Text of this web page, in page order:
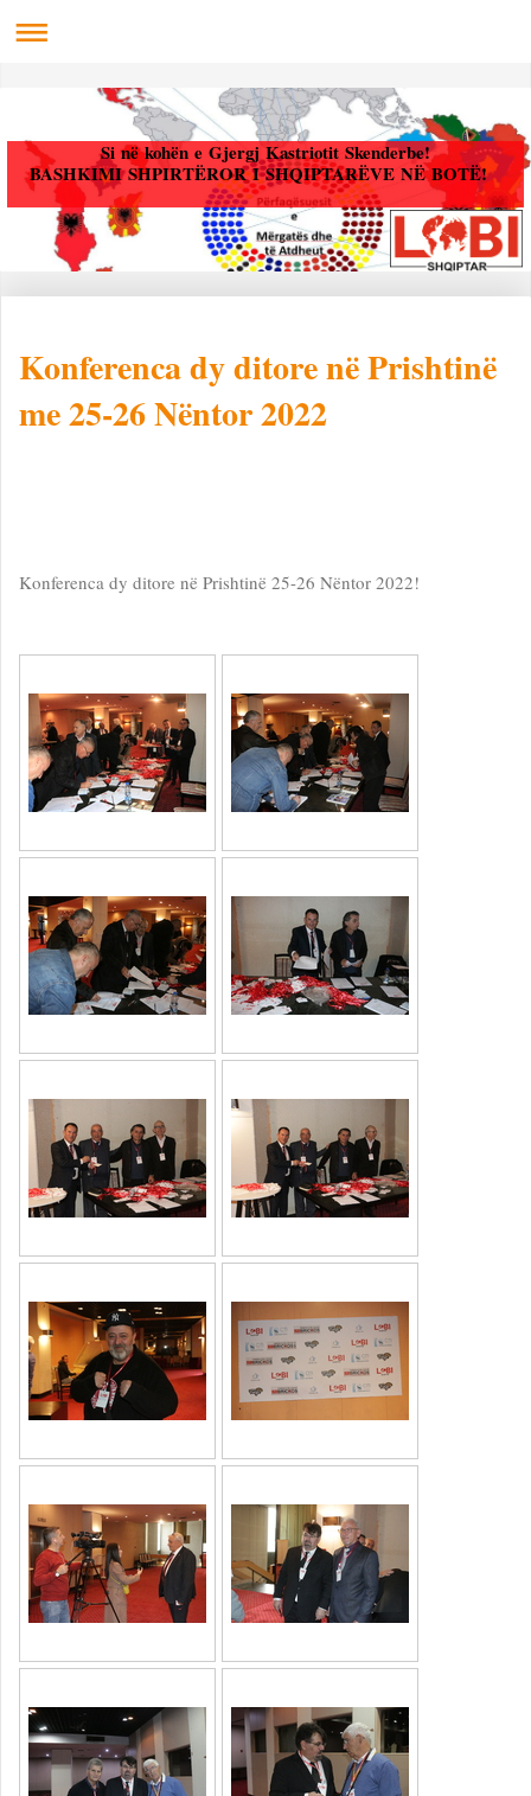
Si në kohën e Gjergj Kastriotit Skenderbe!
BASHKIMI SHPIRTËROR I SHQIPTARËVE NË BOTË!
Konferenca dy ditore në Prishtinë
me 25-26 Nëntor 2022
Konferenca dy ditore në Prishtinë 25-26 Nëntor 2022!